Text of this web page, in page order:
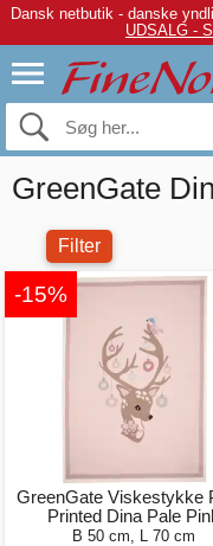
Dansk netbutik - danske
UDSALG -
GreenGate
Filter
-15%
GreenGate Viskestykke
Printed Dina Pale
B 50 cm, L 70 cm